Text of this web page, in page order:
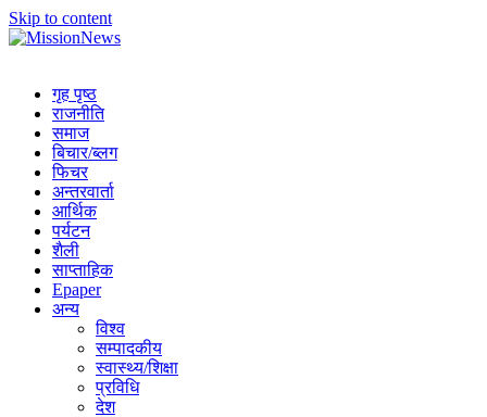
Skip to content
गृह पृष्ठ
राजनीति
समाज
बिचार/ब्लग
फिचर
अन्तरवार्ता
आर्थिक
पर्यटन
शैली
साप्ताहिक
Epaper
अन्य
विश्व
सम्पादकीय
स्वास्थ्य/शिक्षा
प्रविधि
देश